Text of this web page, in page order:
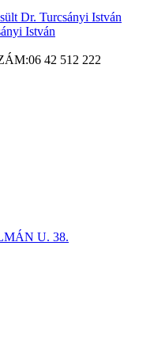
Dr. Turcsányi István
István
06 42 512 222
U. 38.